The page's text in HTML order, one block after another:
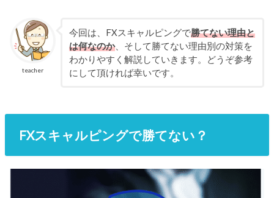
teacher
今回は、FXスキャルピングで勝てない理由と
は何なのか、そして勝てない理由別の対策を
わかりやすく解説していきます。どうぞ参考
にして頂ければ幸いです。
FXスキャルピングで勝てない？